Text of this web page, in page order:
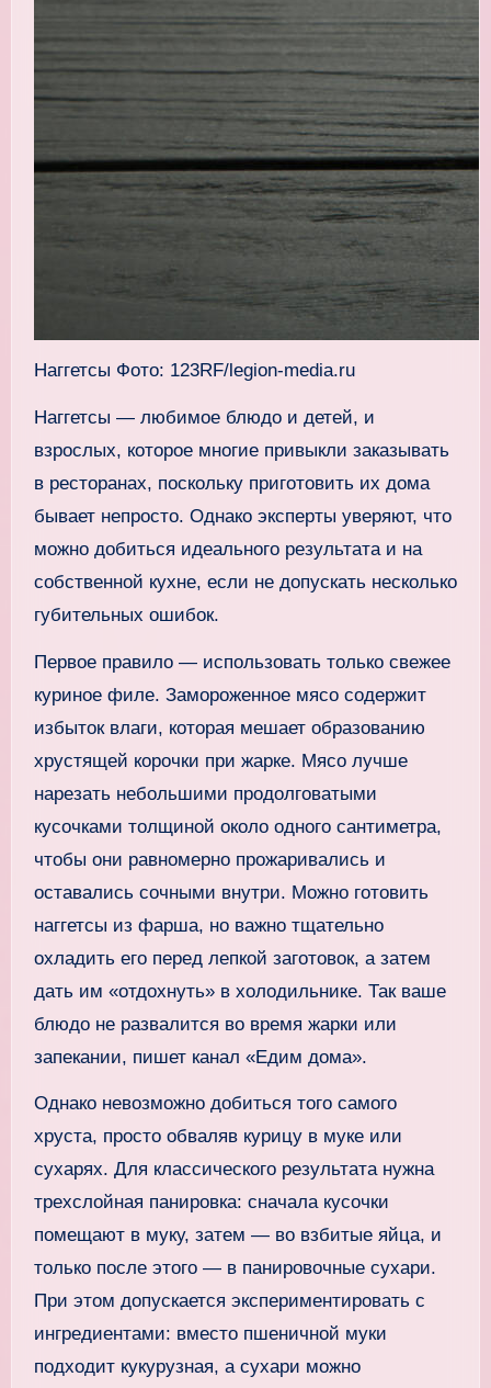
Наггетсы Фото: 123RF/legion-media.ru
Наггетсы — любимое блюдо и детей, и
взрослых, которое многие привыкли заказывать
в ресторанах, поскольку приготовить их дома
бывает непросто. Однако эксперты уверяют, что
можно добиться идеального результата и на
собственной кухне, если не допускать несколько
губительных ошибок.
Первое правило — использовать только свежее
куриное филе. Замороженное мясо содержит
избыток влаги, которая мешает образованию
хрустящей корочки при жарке. Мясо лучше
нарезать небольшими продолговатыми
кусочками толщиной около одного сантиметра,
чтобы они равномерно прожаривались и
оставались сочными внутри. Можно готовить
наггетсы из фарша, но важно тщательно
охладить его перед лепкой заготовок, а затем
дать им «отдохнуть» в холодильнике. Так ваше
блюдо не развалится во время жарки или
запекании, пишет канал «Едим дома».
Однако невозможно добиться того самого
хруста, просто обваляв курицу в муке или
сухарях. Для классического результата нужна
трехслойная панировка: сначала кусочки
помещают в муку, затем — во взбитые яйца, и
только после этого — в панировочные сухари.
При этом допускается экспериментировать с
ингредиентами: вместо пшеничной муки
подходит кукурузная, а сухари можно